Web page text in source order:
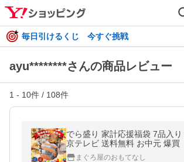
毎日引けるくじ 今すぐ挑戦
ayu********さんの商品レビュー
1 - 10件 / 108件
でら盛り 家計応援福袋 7品入
京テレビ 送料無料 お中元 爆買
まぐろ屋のおもてなし